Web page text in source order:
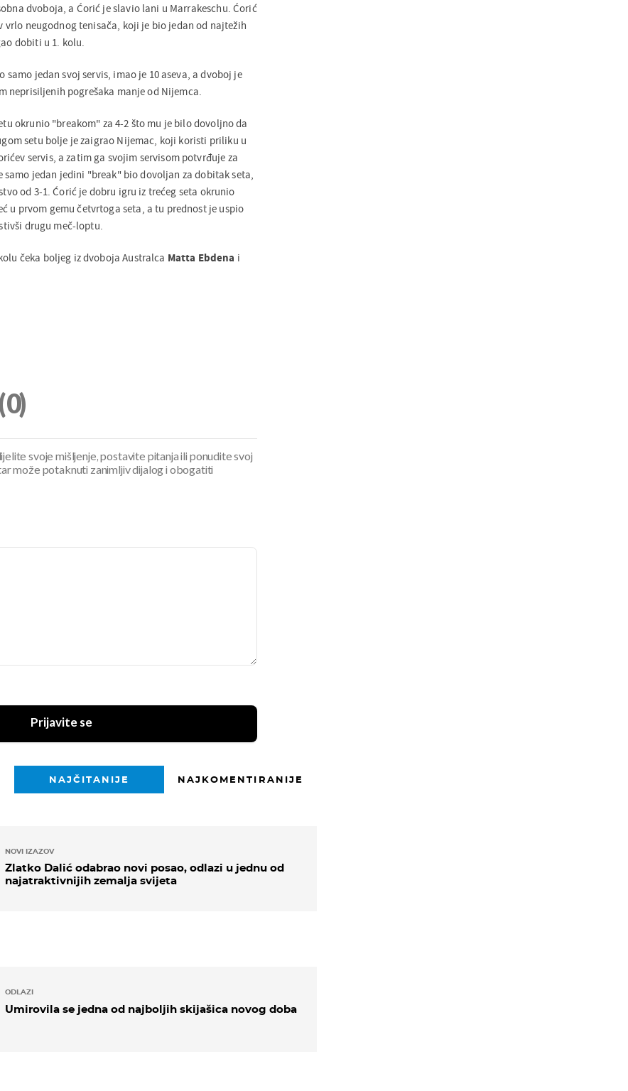
dvoboja, a Ćorić je slavio lani u Marrakeschu. Ćorić
neugodnog tenisača, koji je bio jedan od najtežih
dobiti u 1. kolu.
samo jedan svoj servis, imao je 10 aseva, a dvoboj je
neprisiljenih pogrešaka manje od Nijemca.
okrunio "breakom" za 4-2 što mu je bilo dovoljno da
setu bolje je zaigrao Nijemac, koji koristi priliku u
servis, a zatim ga svojim servisom potvrđuje za
samo jedan jedini "break" bio dovoljan za dobitak seta,
od 3-1. Ćorić je dobru igru iz trećeg seta okrunio
u prvom gemu četvrtoga seta, a tu prednost je uspio
drugu meč-loptu.
čeka boljeg iz dvoboja Australca Matta Ebdena i
(0)
svoje mišljenje, postavite pitanja ili ponudite svoj
može potaknuti zanimljiv dijalog i obogatiti
Prijavite se
NAJČITANIJE NAJKOMENTIRANIJE
NOVI IZAZOV
Zlatko Dalić odabrao novi posao, odlazi u jednu od
najatraktivnijih zemalja svijeta
ODLAZI
Umirovila se jedna od najboljih skijašica novog doba